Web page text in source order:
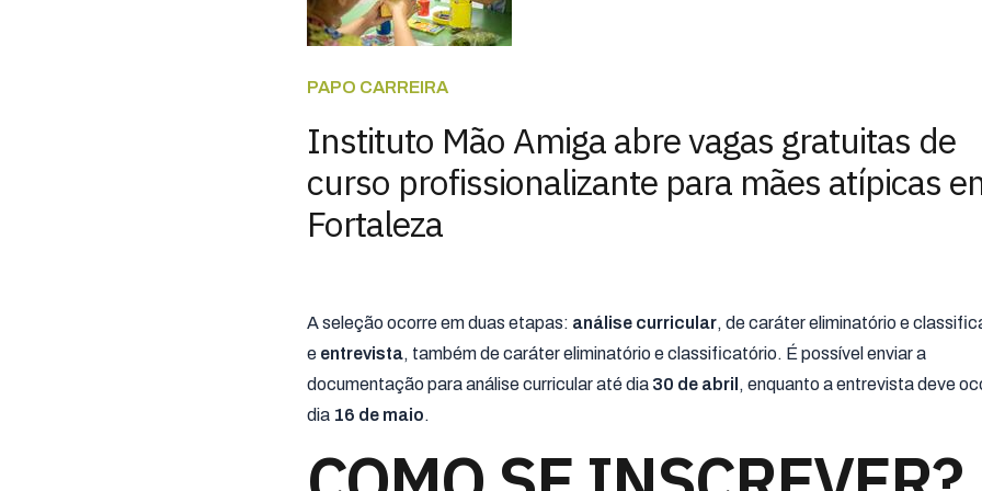
PAPO CARREIRA
Instituto Mão Amiga abre vagas gratuitas de
curso profissionalizante para mães atípicas
Fortaleza
A seleção ocorre em duas etapas: análise curricular, de caráter eliminatório e
e entrevista, também de caráter eliminatório e classificatório. É possível enviar a
documentação para análise curricular até dia 30 de abril , enquanto a entrevista deve
dia 16 de maio.